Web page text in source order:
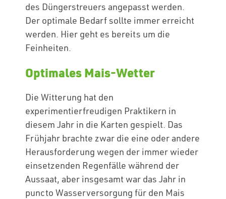
des Düngerstreuers angepasst werden.
Der optimale Bedarf sollte immer erreicht
werden. Hier geht es bereits um die
Feinheiten.
Optimales Mais-Wetter
Die Witterung hat den
experimentierfreudigen Praktikern in
diesem Jahr in die Karten gespielt. Das
Frühjahr brachte zwar die eine oder andere
Herausforderung wegen der immer wieder
einsetzenden Regenfälle während der
Aussaat, aber insgesamt war das Jahr in
puncto Wasserversorgung für den Mais